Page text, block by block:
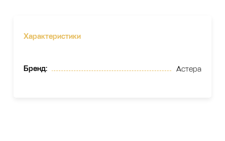
Характеристики
Бренд: Астера